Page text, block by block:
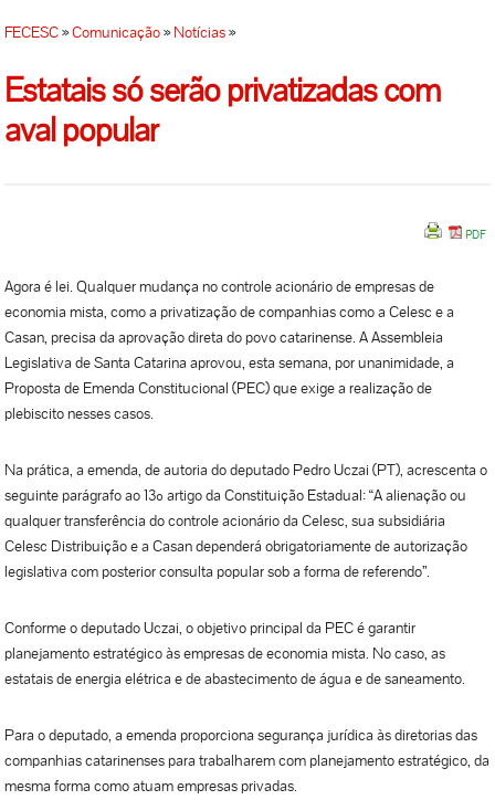
FECESC»Comunicação»Notícias»
Estatais só serão privatizadas com
aval popular
Agora é lei. Qualquer mudança no controle acionário de empresas de
economia mista, como a privatização de companhias como a Celesc e a
Casan, precisa da aprovação direta do povo catarinense. A Assembleia
Legislativa de Santa Catarina aprovou, esta semana, por unanimidade, a
Proposta de Emenda Constitucional (PEC) que exige a realização de
plebiscito nesses casos.
Na prática, a emenda, de autoria do deputado Pedro Uczai (PT), acrescenta o
seguinte parágrafo ao 13º artigo da Constituição Estadual: “A alienação ou
qualquer transferência do controle acionário da Celesc, sua subsidiária
Celesc Distribuição e a Casan dependerá obrigatoriamente de autorização
legislativa com posterior consulta popular sob a forma de referendo”.
Conforme o deputado Uczai, o objetivo principal da PEC é garantir
planejamento estratégico às empresas de economia mista. No caso, as
estatais de energia elétrica e de abastecimento de água e de saneamento.
Para o deputado, a emenda proporciona segurança jurídica às diretorias das
companhias catarinenses para trabalharem com planejamento estratégico, da
mesma forma como atuam empresas privadas.